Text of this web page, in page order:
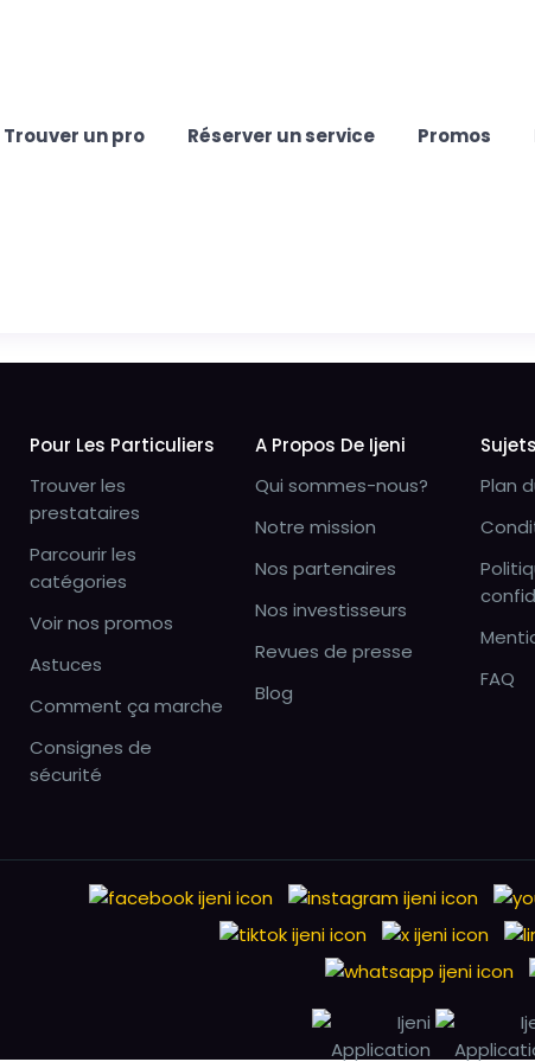
Trouver un pro Réserver un service Promos
Pour Les Particuliers
Trouver les
prestataires
Parcourir les
catégories
Voir nos promos
Astuces
Comment ça marche
Consignes de
sécurité
A Propos De Ijeni
Qui sommes-nous?
Notre mission
Nos partenaires
Nos investisseurs
Revues de presse
Blog
Plan
FAQ